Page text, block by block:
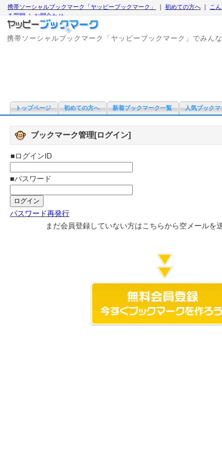
携帯ソーシャルブックマーク「ヤッピーブックマーク」 初めての方へ
こ
る質問｜お問合わせ
携帯ソーシャルブックマーク「ヤッピーブックマーク」でみん
トップページ 初めての方へ 新着ブックマーク一覧 人気ブックマ
ブックマーク管理[ログイン]
■ログインID
■パスワード
パスワード再発行
まだ会員登録していない方はこちらから空メールを